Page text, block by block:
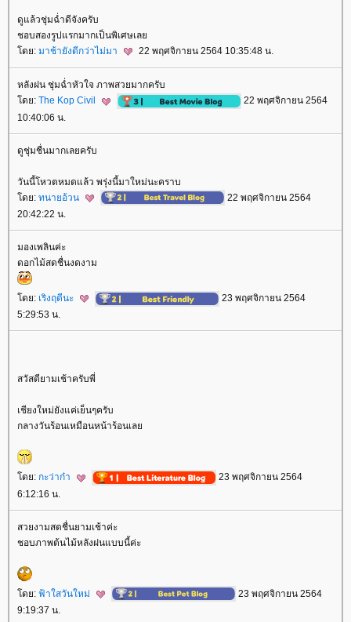
ดูแล้วชุ่มฉ่ำดีจังครับ
ชอบสองรูปแรกมากเป็นพิเศษเล
ดย: มาช้ายังดีกว่าไม่มา 22 พฤศจิกายน 2564 10:35:48 น.
หลังฝน ชุ่มฉ่ำหัวใจ ภาพสวยมากครับ
ดย: The Kop Civil
22 พฤศจิกายน 2564
10:40:06 น.
ดูชุ่มชื่นมากเลยครับ
วันนี้โหวตหมดแล้ว พรุ่งนี้มาใหม่นะคราบ
ดย: ทนายอ้วน
22 พฤศจิกายน 2564
20:42:22 น.
มองเพลินค่ะ
ดอกไม้สดชื่นงดงาม
ดย: เริงฤดีนะ
23 พฤศจิกายน 2564
5:29:53 น.
สวัสดียามเช้าครับพี่
เชียงใหม่ยังแค่เย็นๆครับ
กลางวันร้อนเหมือนหน้าร้อนเล
ดย: กะว่าก๋า
23 พฤศจิกายน 2564
6:12:16 น.
สวยงามสดชื่นยามเช้าค่ะ
ชอบภาพต้นไม้หลังฝนแบบนี้ค่ะ
ดย: ฟ้าใสวันใหม่
23 พฤศจิกายน 2564
9:19:37 น.